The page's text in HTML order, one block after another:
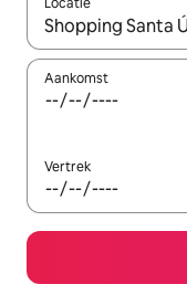
Wanneer er
Aankomst
Vertrek